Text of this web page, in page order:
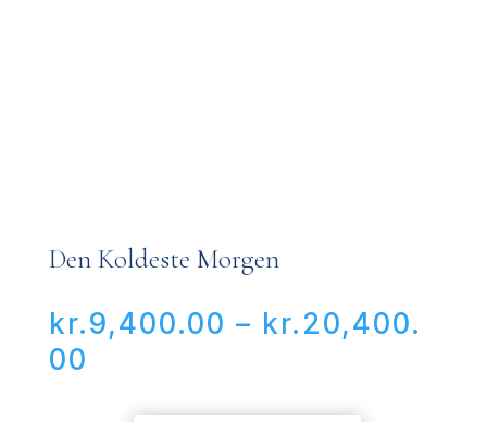
Den Koldeste Morgen
kr.9,400.00 – kr.20,400.
00